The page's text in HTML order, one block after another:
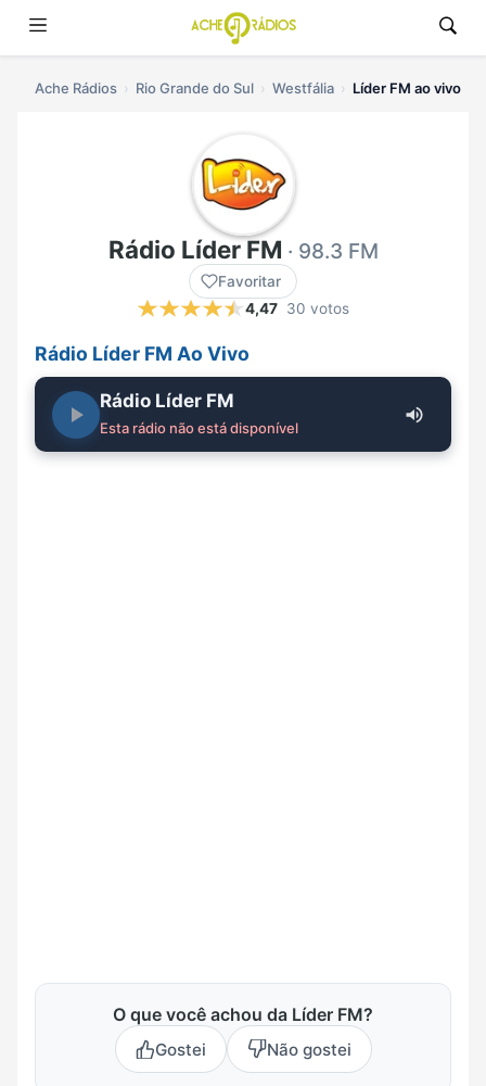
Ache Rádios Rio Grande do Sul Westfália Líder FM ao vivo
Rádio Líder FM · 98.3 FM
Favoritar
4,47 30 votos
Rádio Líder FM Ao Vivo
Rádio Líder FM
Esta rádio não está disponível
O que você achou da Líder FM?
Gostei Não gostei